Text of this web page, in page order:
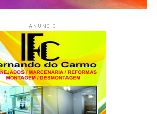
ANÚNCIO